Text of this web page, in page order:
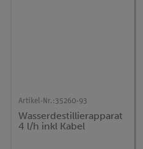
Artikel-Nr.:35260-93
Wasserdestillierapparat
4 l/h inkl Kabel